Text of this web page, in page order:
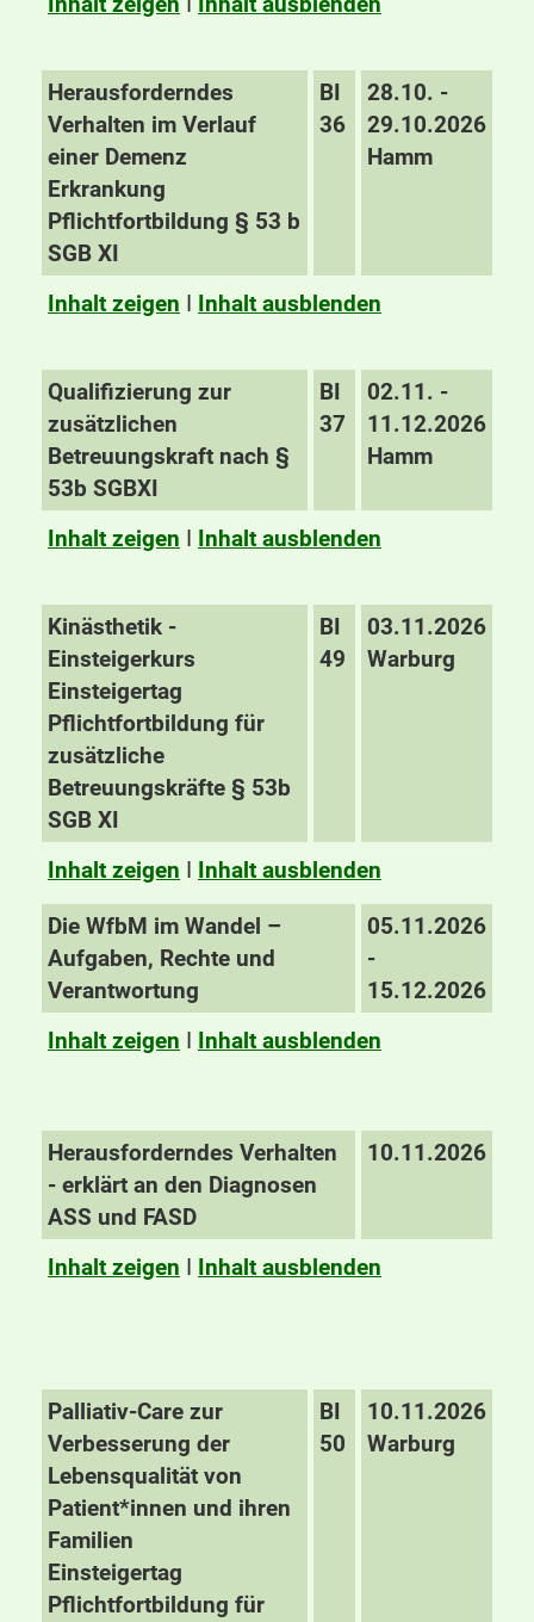
Herausforderndes
Verhalten im Verlauf
einer Demenz
Erkrankung
Pflichtfortbildung § 53 b
SGB XI
BI
36
28.10. -
29.10.2026
Hamm
Inhalt zeigen I Inhalt ausblenden
Qualifizierung zur
zusätzlichen
Betreuungskraft nach §
53b SGBXI
BI
37
02.11. -
11.12.2026
Hamm
Inhalt zeigen I Inhalt ausblenden
Kinästhetik -
Einsteigerkurs
Einsteigertag
Pflichtfortbildung für
zusätzliche
Betreuungskräfte § 53b
SGB XI
BI
49
03.11.2026
Warburg
Inhalt zeigen I Inhalt ausblenden
Die WfbM im Wandel –
Aufgaben, Rechte und
Verantwortung
05.11.2026
-
15.12.2026
Inhalt zeigen I Inhalt ausblenden
Herausforderndes Verhalten
- erklärt an den Diagnosen
ASS und FASD
10.11.2026
Inhalt zeigen I Inhalt ausblenden
Palliativ-Care zur
Verbesserung der
Lebensqualität von
Patient*innen und ihren
Familien
Einsteigertag
Pflichtfortbildung für
BI
50
10.11.2026
Warburg